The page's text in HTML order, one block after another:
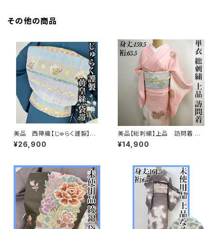
その他の商品
美品 西陣織【じゅらく謹製】黄
皇絲 落款 正絹 袋帯s762
¥26,900
美品【総刺繍】上品 訪問着 単
衣 s182
¥14,900